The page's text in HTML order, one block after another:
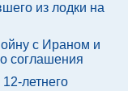
из лодки на
с Ираном и
соглашения
летнего